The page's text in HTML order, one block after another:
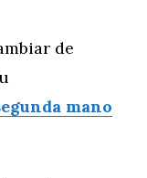
de
mano